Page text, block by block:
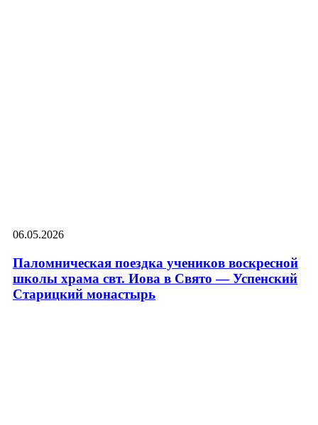
06.05.2026
Паломническая поездка учеников воскресной
школы храма свт. Иова в Свято — Успенский
Старицкий монастырь